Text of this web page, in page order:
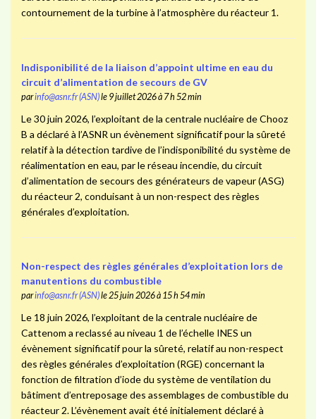
contournement de la turbine à l’atmosphère du réacteur 1.
Indisponibilité de la liaison d’appoint ultime en eau du
circuit d’alimentation de secours de GV
parinfo@asnr.fr (ASN)le 9 juillet 2026 à 7 h 52 min
Le 30 juin 2026, l’exploitant de la centrale nucléaire de Chooz
B a déclaré à l’ASNR un évènement significatif pour la sûreté
relatif à la détection tardive de l’indisponibilité du système de
réalimentation en eau, par le réseau incendie, du circuit
d’alimentation de secours des générateurs de vapeur (ASG)
du réacteur 2, conduisant à un non-respect des règles
générales d’exploitation.
Non-respect des règles générales d’exploitation lors de
manutentions du combustible
parinfo@asnr.fr (ASN)le 25 juin 2026 à 15 h 54 min
Le 18 juin 2026, l’exploitant de la centrale nucléaire de
Cattenom a reclassé au niveau 1 de l’échelle INES un
évènement significatif pour la sûreté, relatif au non-respect
des règles générales d’exploitation (RGE) concernant la
fonction de filtration d’iode du système de ventilation du
bâtiment d’entreposage des assemblages de combustible du
réacteur 2. L’évènement avait été initialement déclaré à